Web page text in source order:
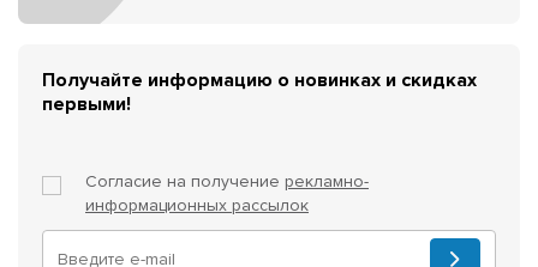
Получайте информацию о новинках и скидках
первыми!
Согласие на получение рекламно-
информационных рассылок